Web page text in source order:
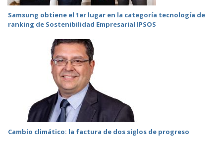
Samsung obtiene el 1er lugar en la categoría tecnología de
ranking de Sostenibilidad Empresarial IPSOS
Cambio climático: la factura de dos siglos de progreso